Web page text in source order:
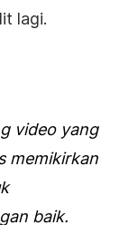
lagi.
videoyang
memikirkan
baik.